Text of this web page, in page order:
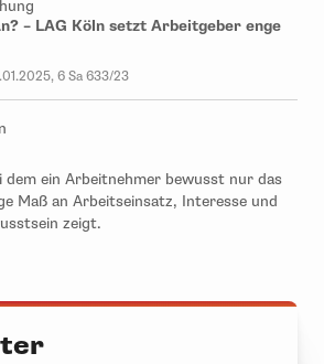
– LAG Köln setzt Arbeitgeber enge
6 Sa 633/23
ein Arbeitnehmer bewusst nur das
Maß an Arbeitseinsatz, Interesse und
zeigt.